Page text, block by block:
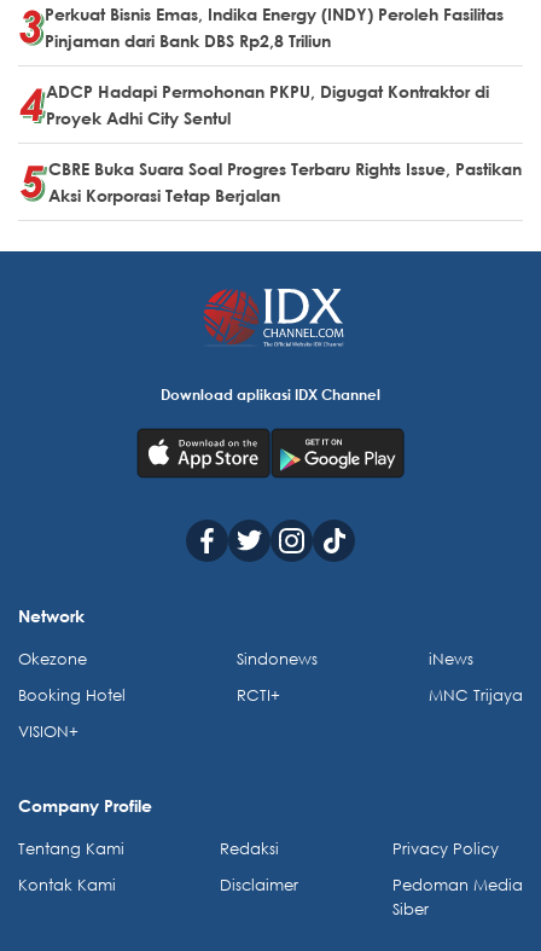
Perkuat Bisnis Emas, Indika Energy (INDY) Peroleh Fasilitas
Pinjaman dari Bank DBS Rp2,8 Triliun
ADCP Hadapi Permohonan PKPU, Digugat Kontraktor di
Proyek Adhi City Sentul
CBRE Buka Suara Soal Progres Terbaru Rights Issue, Pastikan
Aksi Korporasi Tetap Berjalan
Download aplikasi IDX Channel
Network
Okezone
Booking Hotel
VISION+
Sindonews
RCTI+
iNews
MNC Trijaya
Company Profile
Tentang Kami
Kontak Kami
Redaksi
Disclaimer
Privacy Policy
Pedoman Media
Siber